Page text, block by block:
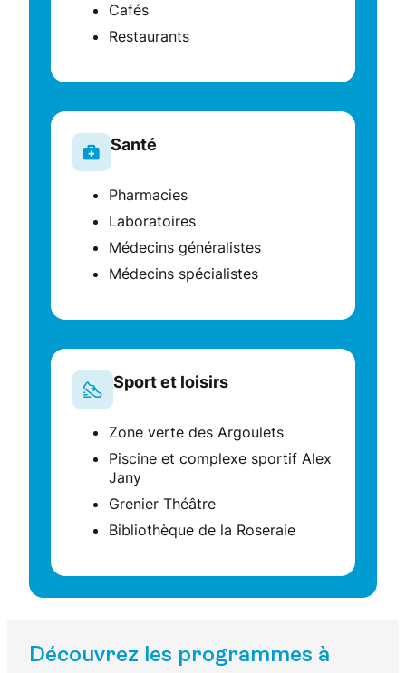
Cafés
Restaurants
Santé
Pharmacies
Laboratoires
Médecins généralistes
Médecins spécialistes
Sport et loisirs
Zone verte des Argoulets
Piscine et complexe sportif Alex
Jany
Grenier Théâtre
Bibliothèque de la Roseraie
Découvrez les programmes à